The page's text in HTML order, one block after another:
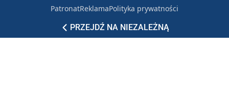
PRZEJDŹ NA NIEZALEŻNĄ
PatronatReklamaPolityka prywatności